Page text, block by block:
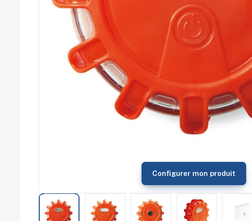
commerce
professionnels
Portes ouvertes
Cadeaux d'entreprise
Configurer mon produit